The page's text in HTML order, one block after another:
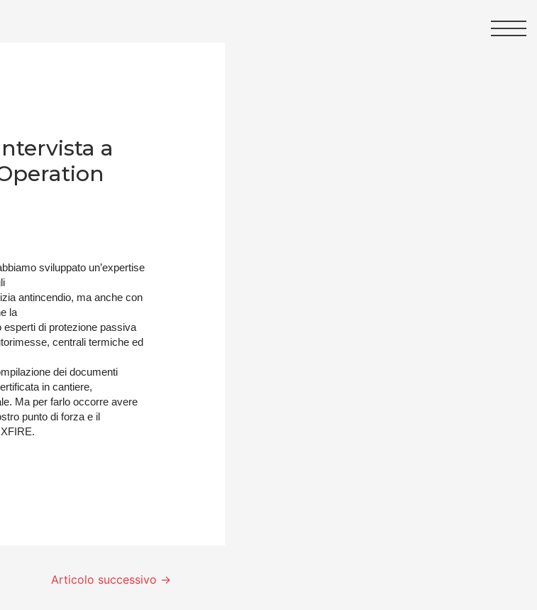
a
sviluppato un’expertise
antincendio, ma anche con
la
esperti di protezione passiva
centrali termiche ed
dei documenti
in cantiere,
Ma per farlo occorre avere
punto di forza e il
Articolo successivo →